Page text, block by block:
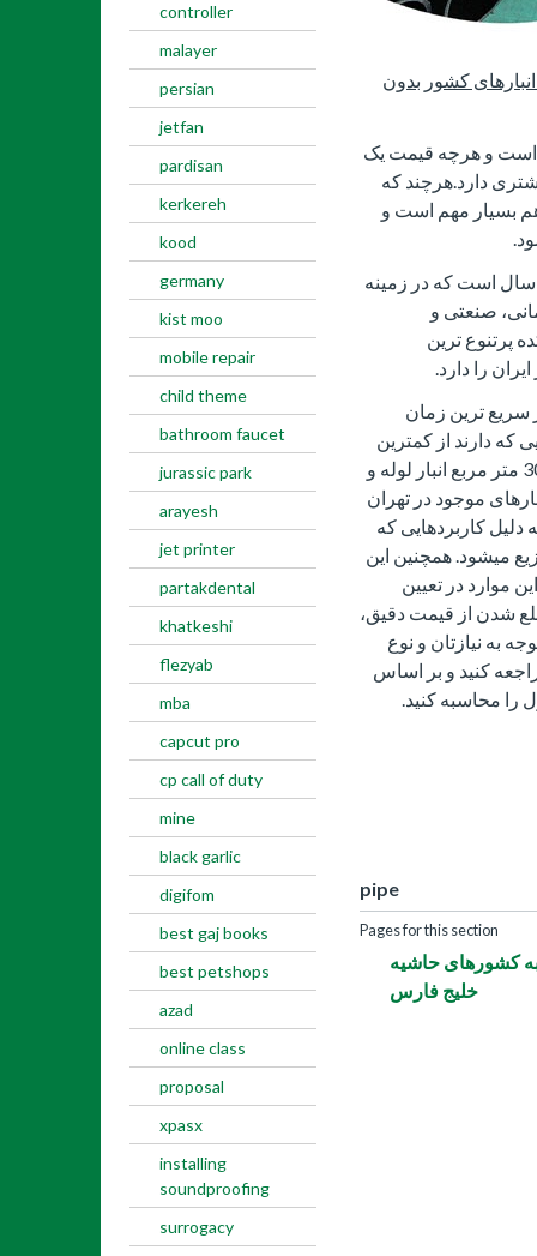
controller
malayer
persian
jetfan
pardisan
kerkereh
kood
germany
kist moo
mobile repair
child theme
bathroom faucet
jurassic park
arayesh
jet printer
partakdental
khatkeshi
flezyab
mba
capcut pro
cp call of duty
mine
black garlic
digifom
best gaj books
best petshops
azad
online class
proposal
xpasx
installing
soundproofing
surrogacy
کشور بدون
است و هرچه قیمت یک
دارد.هرچند که
بسیار مهم است و
پلیمرکده به کمک مهندسین خبره بیش از 20 سال است که در زمینه
صنعتی و
پرتنوع ترین
را دارد.
ترین زمان
که دارند از کمترین
قیمت برخوردار هستند. همچنین این شرکت 3000 متر مربع انبار لوله و
موجود در تهران
دلیل کاربردهایی که
میشود. همچنین این
موارد در تعیین
شدن از قیمت دقیق،
به نیازتان و نوع
کنید و بر اساس
را محاسبه کنید.
pipe
Pages for this section
600 تا صادرات به کشورهای حاشیه
خلیج فارس